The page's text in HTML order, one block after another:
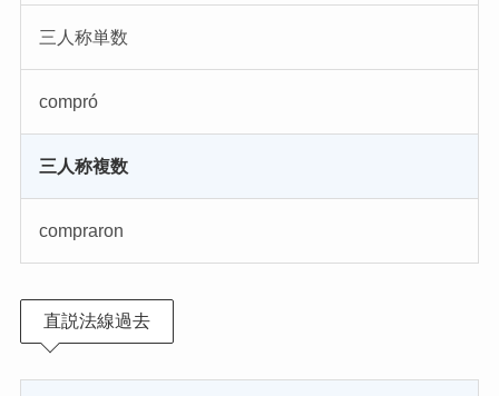
三人称単数
compró
三人称複数
compraron
直説法線過去